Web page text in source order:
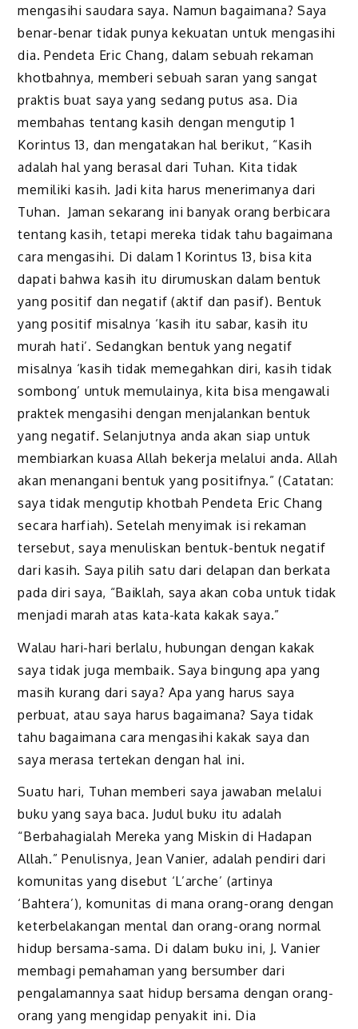
mengasihi saudara saya. Namun bagaimana? Saya
benar-benar tidak punya kekuatan untuk mengasihi
dia. Pendeta Eric Chang, dalam sebuah rekaman
khotbahnya, memberi sebuah saran yang sangat
praktis buat saya yang sedang putus asa. Dia
membahas tentang kasih dengan mengutip 1
Korintus 13, dan mengatakan hal berikut, “Kasih
adalah hal yang berasal dari Tuhan. Kita tidak
memiliki kasih. Jadi kita harus menerimanya dari
Tuhan. Jaman sekarang ini banyak orang berbicara
tentang kasih, tetapi mereka tidak tahu bagaimana
cara mengasihi. Di dalam 1 Korintus 13, bisa kita
dapati bahwa kasih itu dirumuskan dalam bentuk
yang positif dan negatif (aktif dan pasif). Bentuk
yang positif misalnya ‘kasih itu sabar, kasih itu
murah hati’. Sedangkan bentuk yang negatif
misalnya ‘kasih tidak memegahkan diri, kasih tidak
sombong’ untuk memulainya, kita bisa mengawali
praktek mengasihi dengan menjalankan bentuk
yang negatif. Selanjutnya anda akan siap untuk
membiarkan kuasa Allah bekerja melalui anda. Allah
akan menangani bentuk yang positifnya.” (Catatan:
saya tidak mengutip khotbah Pendeta Eric Chang
secara harfiah). Setelah menyimak isi rekaman
tersebut, saya menuliskan bentuk-bentuk negatif
dari kasih. Saya pilih satu dari delapan dan berkata
pada diri saya, “Baiklah, saya akan coba untuk tidak
menjadi marah atas kata-kata kakak saya.”
Walau hari-hari berlalu, hubungan dengan kakak
saya tidak juga membaik. Saya bingung apa yang
masih kurang dari saya? Apa yang harus saya
perbuat, atau saya harus bagaimana? Saya tidak
tahu bagaimana cara mengasihi kakak saya dan
saya merasa tertekan dengan hal ini.
Suatu hari, Tuhan memberi saya jawaban melalui
buku yang saya baca. Judul buku itu adalah
“Berbahagialah Mereka yang Miskin di Hadapan
Allah.” Penulisnya, Jean Vanier, adalah pendiri dari
komunitas yang disebut ‘L’arche’ (artinya
‘Bahtera’), komunitas di mana orang-orang dengan
keterbelakangan mental dan orang-orang normal
hidup bersama-sama. Di dalam buku ini, J. Vanier
membagi pemahaman yang bersumber dari
pengalamannya saat hidup bersama dengan orang-
orang yang mengidap penyakit ini. Dia